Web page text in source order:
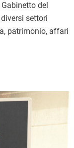
del
settori
patrimonio, affari